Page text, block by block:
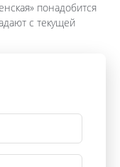
понадобится
с текущей